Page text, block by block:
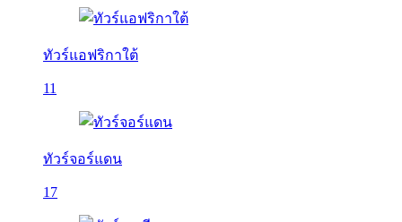
ทัวร์แอฟริกาใต้
11
ทัวร์จอร์แดน
17